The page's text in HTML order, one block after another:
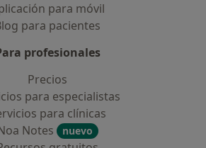
para móvil
para pacientes
profesionales
Precios
para especialistas
para clínicas
Notes
nuevo